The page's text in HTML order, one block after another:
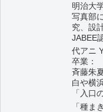
明治大
写真部
究、設
JABEE
代アニ
卒業：
斉藤朱
白や横
「入口
「種ま